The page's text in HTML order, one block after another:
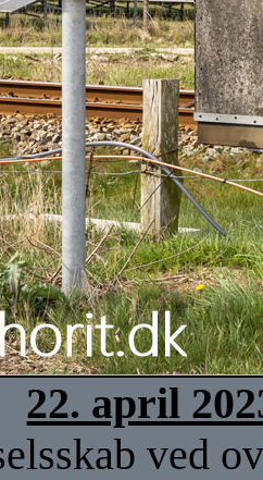
22. april
ved